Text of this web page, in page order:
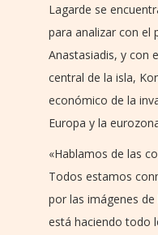
Lagarde se
para analizar con el
Anastasiadis, y con
central de la isla,
económico de la
Europa y la
«Hablamos de las
Todos estamos
por las imágenes
está haciendo todo